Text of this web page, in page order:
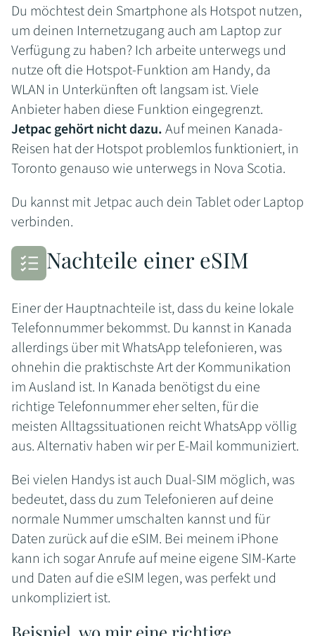
Du möchtest dein Smartphone als Hotspot nutzen,
um deinen Internetzugang auch am Laptop zur
Verfügung zu haben? Ich arbeite unterwegs und
nutze oft die Hotspot-Funktion am Handy, da
WLAN in Unterkünften oft langsam ist. Viele
Anbieter haben diese Funktion eingegrenzt.
Jetpac gehört nicht dazu.Auf meinen Kanada-
Reisen hat der Hotspot problemlos funktioniert, in
Toronto genauso wie unterwegs in Nova Scotia.
Du kannst mit Jetpac auch dein Tablet oder Laptop
verbinden.
Nachteile einer eSIM
Einer der Hauptnachteile ist, dass du keine lokale
Telefonnummer bekommst. Du kannst in Kanada
allerdings über mit WhatsApp telefonieren, was
ohnehin die praktischste Art der Kommunikation
im Ausland ist. In Kanada benötigst du eine
richtige Telefonnummer eher selten, für die
meisten Alltagssituationen reicht WhatsApp völlig
aus. Alternativ haben wir per E-Mail kommuniziert.
Bei vielen Handys ist auch Dual-SIM möglich, was
bedeutet, dass du zum Telefonieren auf deine
normale Nummer umschalten kannst und für
Daten zurück auf die eSIM. Bei meinem iPhone
kann ich sogar Anrufe auf meine eigene SIM-Karte
und Daten auf die eSIM legen, was perfekt und
unkompliziert ist.